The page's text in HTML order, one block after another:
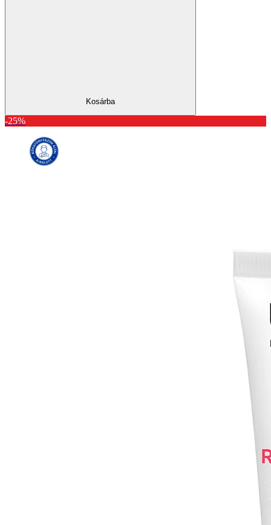
Kosárba
-25%